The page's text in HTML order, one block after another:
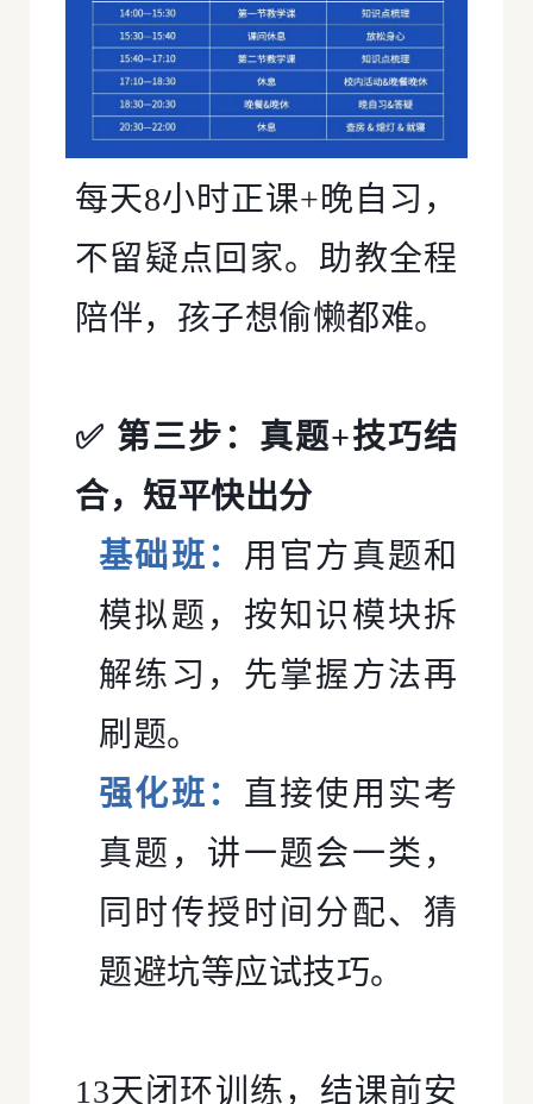
每天8小时正课+晚自习，
不留疑点回家。助教全程
陪伴，孩子想偷懒都难。
✅ 第三步：真题+技巧结
合，短平快出分
基础班： 用官方真题和
模拟题，按知识模块拆
解练习，先掌握方法再
刷题。
强化班： 直接使用实考
真题，讲一题会一类，
同时传授时间分配、猜
题避坑等应试技巧。
13天闭环训练，结课前安